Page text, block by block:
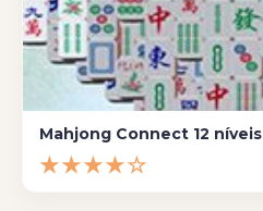
Mahjong Connect 12 níveis
★★★★☆